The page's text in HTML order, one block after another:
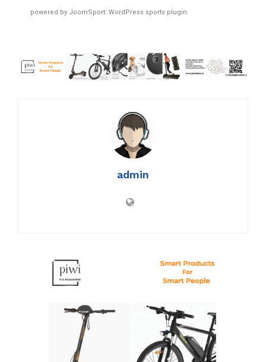
powered by JoomSport: WordPress sports plugin
admin